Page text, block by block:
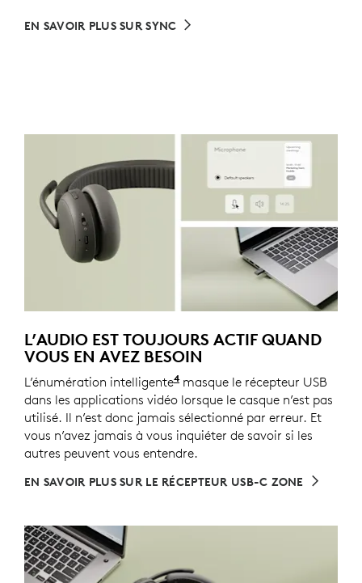
EN SAVOIR PLUS SUR SYNC
L’AUDIO EST TOUJOURS ACTIF QUAND
VOUS EN AVEZ BESOIN
L’énumération intelligente4Pour les versions avec
masque le récepteur USB
dans les applications vidéo lorsque le casque n’est pas
utilisé. Il n’est donc jamais sélectionné par erreur. Et
vous n’avez jamais à vous inquiéter de savoir si les
autres peuvent vous entendre.
EN SAVOIR PLUS SUR LE RÉCEPTEUR USB-C ZONE